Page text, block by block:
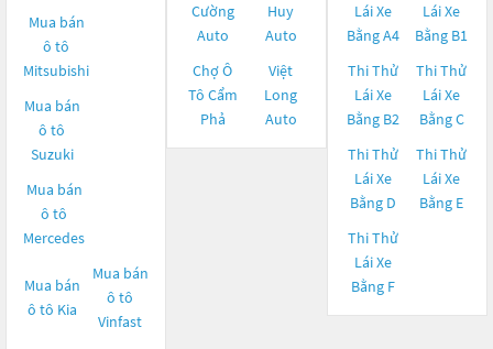
Mua bán
ô tô
Mitsubishi
Mua bán
ô tô
Suzuki
Mua bán
ô tô
Mercedes
Mua bán
ô tô Kia
Mua bán
ô tô
Vinfast
Cường
Auto
Huy
Auto
Chợ Ô
Tô Cẩm
Phả
Việt
Long
Auto
Lái Xe
Bằng A4
Lái Xe
Bằng B1
Thi Thử
Lái Xe
Bằng B2
Thi Thử
Lái Xe
Bằng C
Thi Thử
Lái Xe
Bằng D
Thi Thử
Lái Xe
Bằng E
Thi Thử
Lái Xe
Bằng F